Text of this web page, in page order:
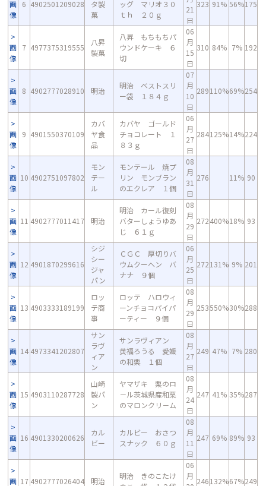
画
像
6 4902501209028
タ製
菓
ッグ マリオ３０
ｔｈ ２０ｇ
21
日
323 91% 56%175
画
像
7 4977375319555
八昇
製菓
八昇 もちもちパ
ウンドケーキ ６
切
06
月
15
日
310 84% 7% 192
画
像
8 4902777028910 明治
明治 ベストスリ
ー袋 １８４ｇ
07
月
10
日
289110%69%254
画
像
9 4901550370109
カバ
ヤ食
品
カバヤ ゴールド
チョコレート １
８３ｇ
06
月
27
日
284125%14%224
画
像
10 4902751097802
モン
テー
ル
モンテール 焼プ
リン モンブラン
のエクレア １個
08
月
31
日
276 11% 90
画
像
11 4902777011417 明治
明治 カール復刻
バターしょうゆあ
じ ６１ｇ
08
月
29
日
272400%18% 93
画
像
12 4901870299616
シジ
シー
ジャ
パン
ＣＧＣ 厚切りバ
ウムクーヘン バ
ナナ ９個
06
月
25
日
272131% 9% 201
画
像
13 4903333189199
ロッ
テ商
事
ロッテ ハロウィ
ーンチョコパイパ
ーティー ９個
08
月
29
日
253550%30%288
画
像
14 4973341202807
サン
ラヴ
ィア
ン
サンラヴィアン
黄福ろうる 愛媛
の和栗 １個
08
月
27
日
249 47% 7% 280
画
像
15 4903110287728
山崎
製パ
ン
ヤマザキ 栗のロ
－ル茨城県産和栗
のマロンクリ－ム
08
月
24
日
247 41% 35%287
画
像
16 4901330200626
カル
ビー
カルビー おさつ
スナック ６０ｇ
08
月
11
日
247 69% 89% 93
画 17 4902777026404 明治
明治 きのこたけ
06
月
246132%67%249